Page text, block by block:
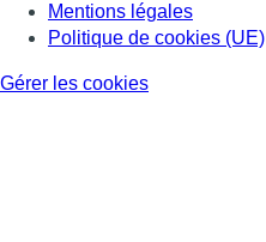
Mentions légales
Politique de cookies (UE)
Gérer les cookies